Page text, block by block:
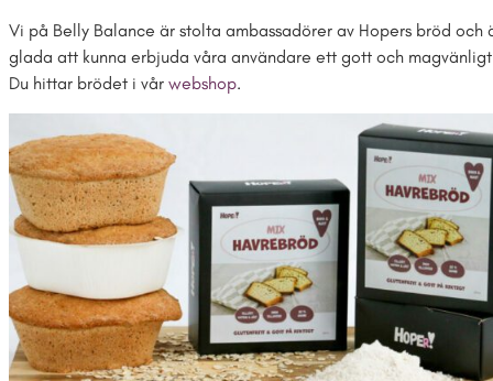
Vi på Belly Balance är stolta ambassadörer av Hopers bröd och
glada att kunna erbjuda våra användare ett gott och
Du hittar brödet i vår webshop.